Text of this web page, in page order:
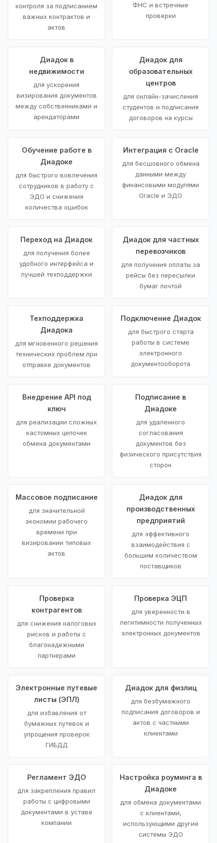
контроля за подписанием
важных контрактов и
актов
ФНС и встречные
проверки
Диадок в
недвижимости
для ускорения
визирования документов
между собственниками и
арендаторами
Диадок для
образовательных
центров
для онлайн-зачисления
студентов и подписания
договоров на курсы
Обучение работе в
Диадоке
для быстрого вовлечения
сотрудников в работу с
ЭДО и снижения
количества ошибок
Интеграция с Oracle
для бесшовного обмена
данными между
финансовыми модулями
Oracle и ЭДО
Переход на Диадок
для получения более
удобного интерфейса и
лучшей техподдержки
Диадок для частных
перевозчиков
для получения оплаты за
рейсы без пересылки
бумаг почтой
Техподдержка
Диадока
для мгновенного решения
технических проблем при
отправке документов
Подключение Диадок
для быстрого старта
работы в системе
электронного
документооборота
Внедрение API под
ключ
для реализации сложных
кастомных цепочек
обмена документами
Подписание в
Диадоке
для удаленного
согласования
документов без
физического присутствия
сторон
Массовое подписание
для значительной
экономии рабочего
времени при
визировании типовых
актов
Диадок для
производственных
предприятий
для эффективного
взаимодействия с
большим количеством
поставщиков
Проверка
контрагентов
для снижения налоговых
рисков и работы с
благонадежными
партнерами
Проверка ЭЦП
для уверенности в
легитимности полученных
электронных документов
Электронные путевые
листы (ЭПЛ)
для избавления от
бумажных путевок и
упрощения проверок
ГИБДД
Диадок для физлиц
для безбумажного
подписания договоров и
актов с частными
клиентами
Регламент ЭДО
для закрепления правил
работы с цифровыми
документами в уставе
компании
Настройка роуминга в
Диадоке
для обмена документами
с клиентами,
использующими другие
системы ЭДО